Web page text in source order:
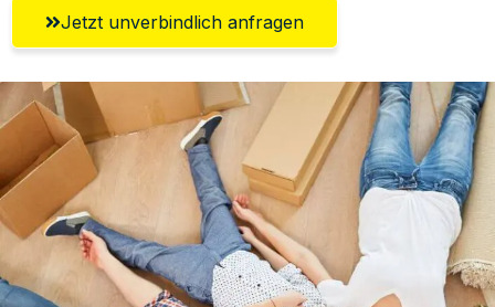
Jetzt unverbindlich anfragen